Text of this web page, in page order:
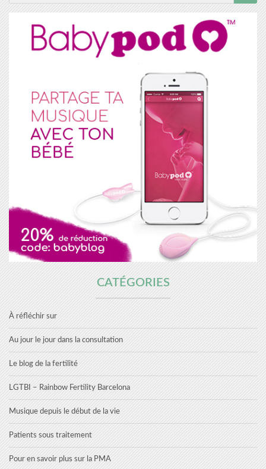
CATÉGORIES
À réfléchir sur
Au jour le jour dans la consultation
Le blog de la fertilité
LGTBI – Rainbow Fertility Barcelona
Musique depuis le début de la vie
Patients sous traitement
Pour en savoir plus sur la PMA